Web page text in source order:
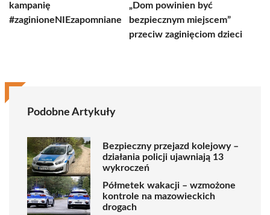
kampanię
#zaginioneNIEzapomniane
„Dom powinien być
bezpiecznym miejscem”
przeciw zaginięciom dzieci
Podobne Artykuły
Bezpieczny przejazd kolejowy –
działania policji ujawniają 13
wykroczeń
Półmetek wakacji – wzmożone
kontrole na mazowieckich
drogach